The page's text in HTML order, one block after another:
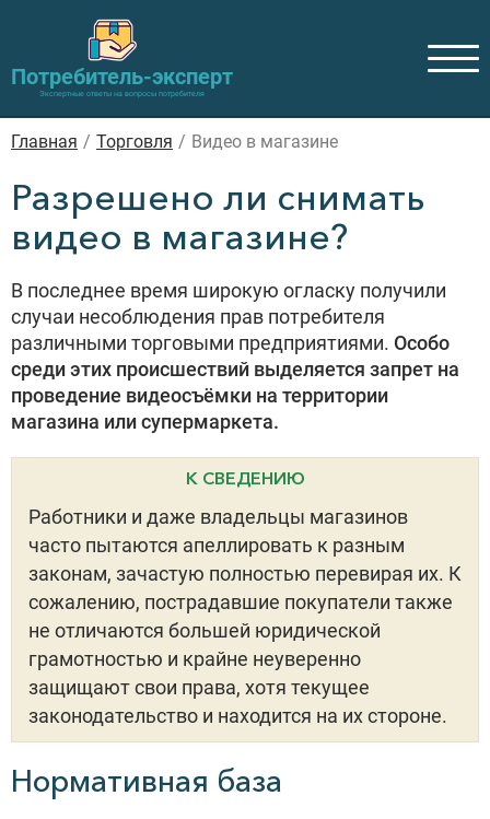
Потребитель-эксперт
Экспертные ответы на вопросы потребителя
Главная / Торговля / Видео в магазине
Разрешено ли снимать
видео в магазине?
В последнее время широкую огласку получили
случаи несоблюдения прав потребителя
различными торговыми предприятиями. Особо
среди этих происшествий выделяется запрет на
проведение видеосъёмки на территории
магазина или супермаркета.
К СВЕДЕНИЮ
Работники и даже владельцы магазинов
часто пытаются апеллировать к разным
законам, зачастую полностью перевирая их. К
сожалению, пострадавшие покупатели также
не отличаются большей юридической
грамотностью и крайне неуверенно
защищают свои права, хотя текущее
законодательство и находится на их стороне.
Нормативная база